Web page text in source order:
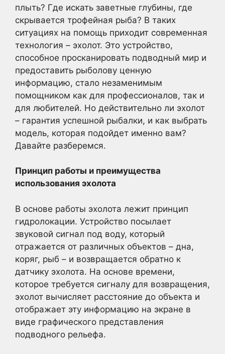
плыть? Где искать заветные глубины, где
скрывается трофейная рыба? В таких
ситуациях на помощь приходит современная
технология – эхолот. Это устройство,
способное просканировать подводный мир и
предоставить рыболову ценную
информацию, стало незаменимым
помощником как для профессионалов, так и
для любителей. Но действительно ли эхолот
– гарантия успешной рыбалки, и как выбрать
модель, которая подойдет именно вам?
Давайте разберемся.
Принцип работы и преимущества
использования эхолота
В основе работы эхолота лежит принцип
гидролокации. Устройство посылает
звуковой сигнал под воду, который
отражается от различных объектов – дна,
коряг, рыб – и возвращается обратно к
датчику эхолота. На основе времени,
которое требуется сигналу для возвращения,
эхолот вычисляет расстояние до объекта и
отображает эту информацию на экране в
виде графического представления
подводного рельефа.